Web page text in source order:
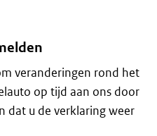
veranderingen rond het
op tijd aan ons door
dat u de verklaring weer